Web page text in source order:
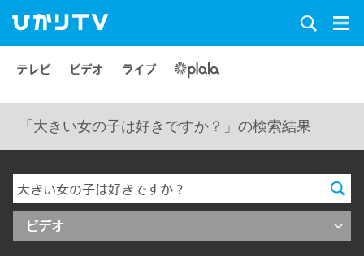
テレビ ビデオ ライブ
「大きい女の子は好きですか？」の検索結果
ビデオ